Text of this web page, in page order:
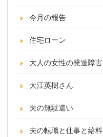
今月の報告
住宅ローン
大人の女性の発達障害
大江英樹さん
夫の無駄遣い
夫の転職と仕事と給料